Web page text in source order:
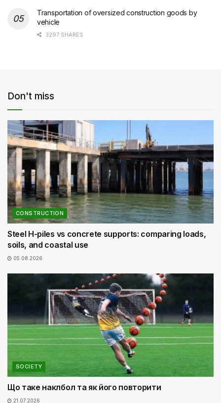
Transportation of oversized construction goods by
vehicle
3297 SHARES
Don't miss
CONSTRUCTION
Steel H-piles vs concrete supports: comparing loads,
soils, and coastal use
05.08.2026
SOCIETY
Що таке наклбол та як його повторити
21.07.2026